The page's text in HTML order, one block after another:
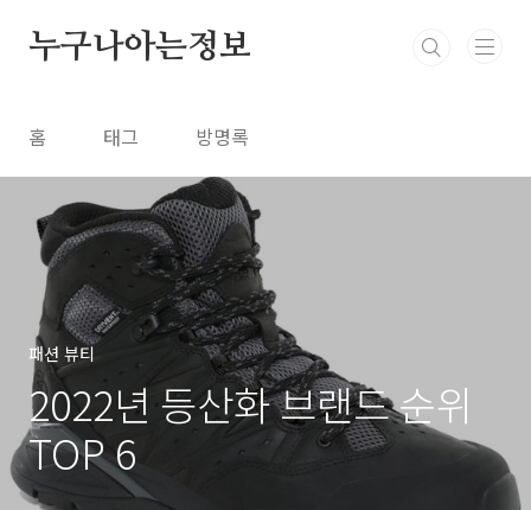
누구나아는정보
홈 태그 방명록
패션 뷰티
2022년 등산화 브랜드 순위
TOP 6